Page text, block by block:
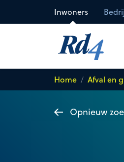
Inwoners
Home Afval en
Opnieuw